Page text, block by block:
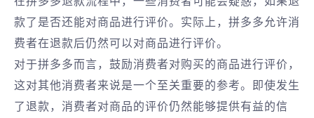
款了是否还能对商品进行评价。实际上，拼多多允许消
费者在退款后仍然可以对商品进行评价。
对于拼多多而言，鼓励消费者对购买的商品进行评价，
这对其他消费者来说是一个至关重要的参考。即使发生
了退款，消费者对商品的评价仍然能够提供有益的信